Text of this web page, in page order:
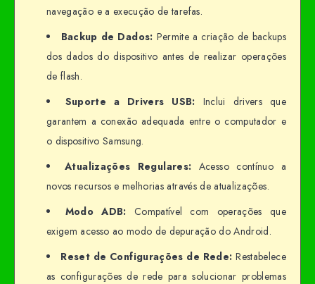
navegação e a execução de tarefas.
Backup de Dados: Permite a criação de backups
dos dados do dispositivo antes de realizar operações
de flash.
Suporte a Drivers USB: Inclui drivers que
garantem a conexão adequada entre o computador e
o dispositivo Samsung.
Atualizações Regulares: Acesso contínuo a
novos recursos e melhorias através de atualizações.
Modo ADB: Compatível com operações que
exigem acesso ao modo de depuração do Android.
Reset de Configurações de Rede: Restabelece
as configurações de rede para solucionar problemas